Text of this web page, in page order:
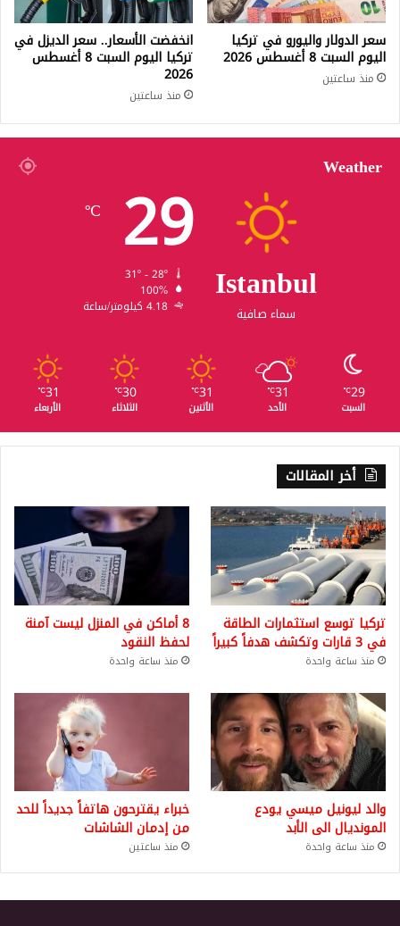
سعر الدولار واليورو في تركيا
اليوم السبت 8 أغسطس 2026
منذ ساعتين
انخفضت الأسعار.. سعر الديزل في
تركيا اليوم السبت 8 أغسطس
2026
منذ ساعتين
Weather
Istanbul
سماء صافية
29
℃
100%
4.18 كيلومتر/ساعة
29
℃
السبت
31
℃
الأحد
31
℃
الأثنين
30
℃
الثلاثاء
31
℃
الأربعاء
أخر المقالات
تركيا توسع استثمارات الطاقة
في 3 قارات وتكشف هدفاً كبيراً
منذ ساعة واحدة
8 أماكن في المنزل ليست آمنة
لحفظ النقود
منذ ساعة واحدة
والد ليونيل ميسي يودع
المونديال الى الأبد
منذ ساعة واحدة
خبراء يقترحون هاتفاً جديداً للحد
من إدمان الشاشات
منذ ساعتين